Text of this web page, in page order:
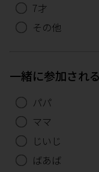
7才
その他
一緒に参加され
パパ
ママ
じいじ
ばあば